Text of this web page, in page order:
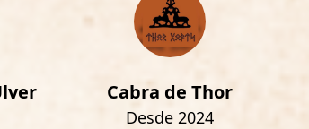
Cabra de Thor
Desde 2024